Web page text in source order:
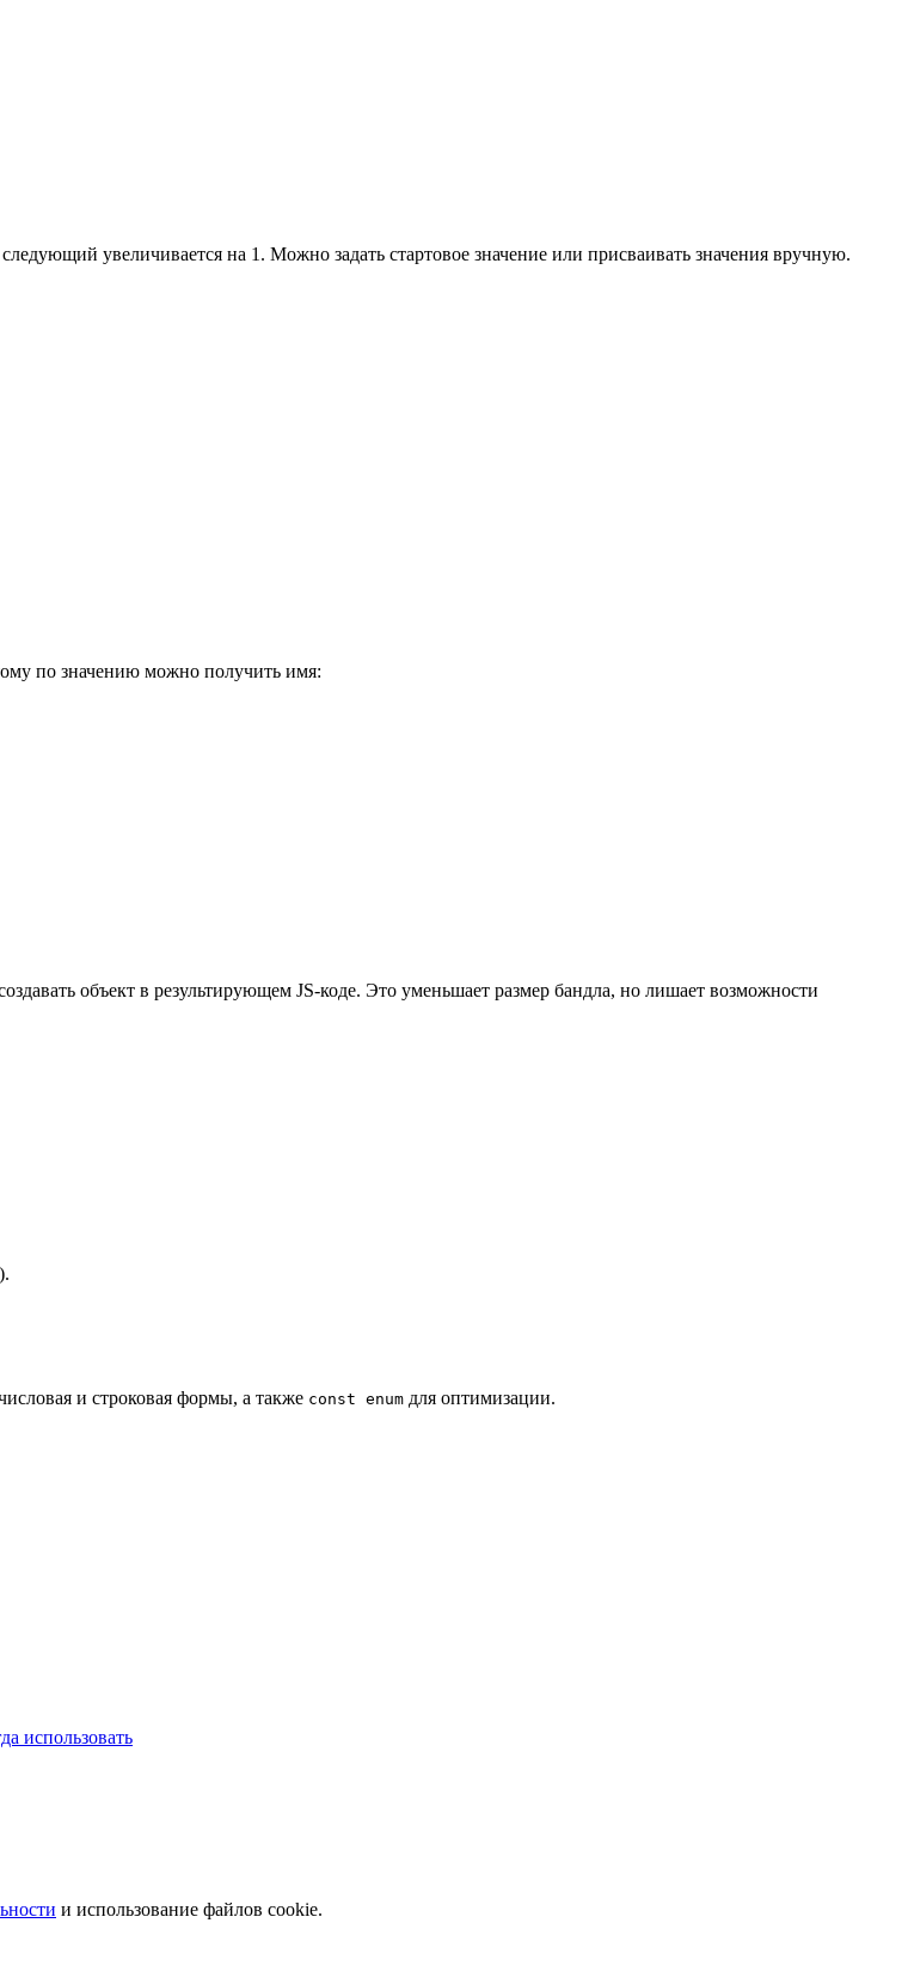
увеличивается на 1. Можно задать стартовое значение или присваивать значения вручную.
по значению можно получить имя:
объект в результирующем JS-коде. Это уменьшает размер бандла, но лишает возможности
и строковая формы, а также const enum для оптимизации.
использовать
и использование файлов cookie.